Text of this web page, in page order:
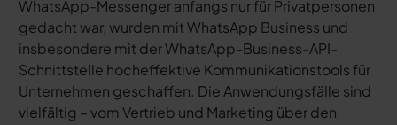
WhatsApp-Messenger anfangs nur für Privatpersonen
gedacht war, wurden mit WhatsApp Business und
insbesondere mit der WhatsApp-Business-API-
Schnittstelle hocheffektive Kommunikationstools für
Unternehmen geschaffen. Die Anwendungsfälle sind
vielfältig – vom Vertrieb und Marketing über den